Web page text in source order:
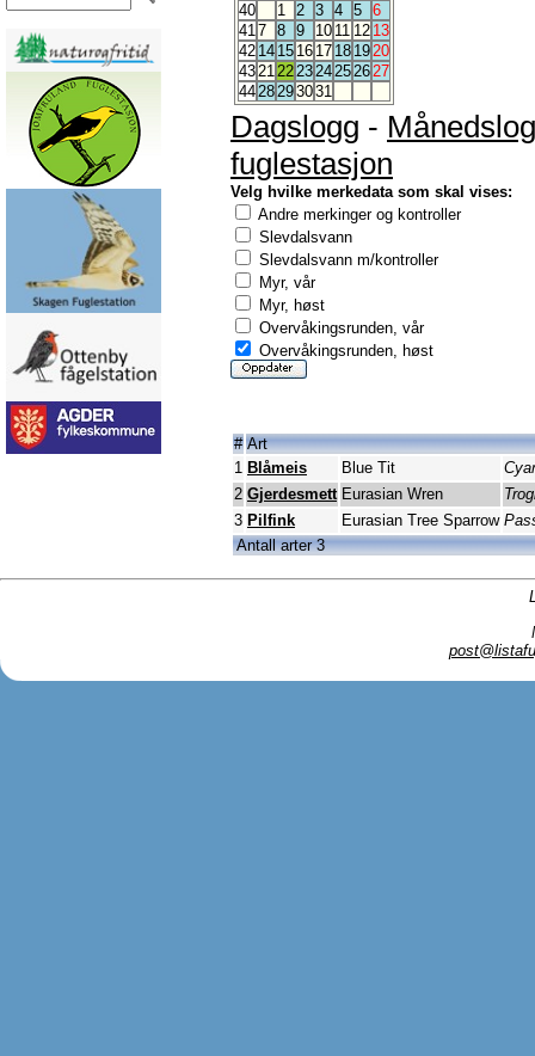
40
1 2 3 4 5 6
417 8 9 10 11 12 13
42 14 15 16 17 18 1920
4321222324252627
4428293031
Dagslogg -
fuglestasjon
Velg hvilke merkedata som skal vises:
Andre merkinger og kontroller
Slevdalsvann
Slevdalsvann m/kontroller
Myr, vår
Myr, høst
Overvåkingsrunden, vår
Overvåkingsrunden, høst
# Art
1 Blåmeis Blue Tit
2 Gjerdesmett Eurasian Wren
3 Pilfink Eurasian Tree Sparrow
Antall arter 3